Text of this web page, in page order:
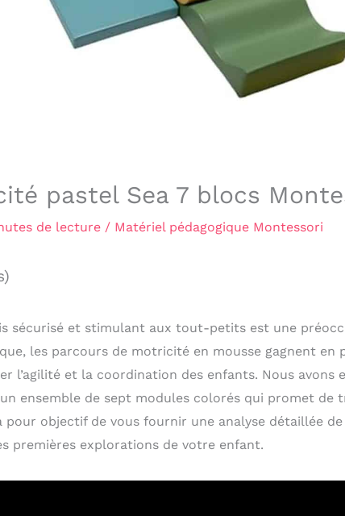
pastel Sea 7 blocs
de lecture / Matériel pédagogique Montessori
sécurisé et stimulant aux tout-petits est une
les parcours de motricité en mousse gagnent en
l’agilité et la coordination des enfants. Nous avons
un ensemble de sept modules colorés qui promet de
pour objectif de vous fournir une analyse détaillée
premières explorations de votre enfant.